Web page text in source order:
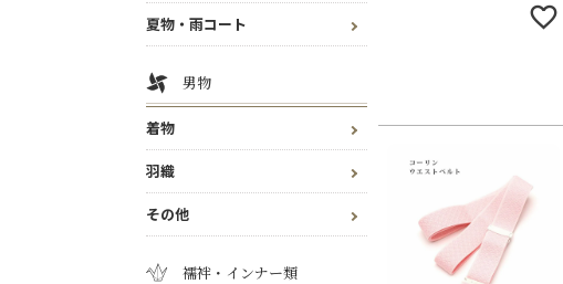
夏物・雨コート
男物
着物
羽織
その他
襦袢・インナー類